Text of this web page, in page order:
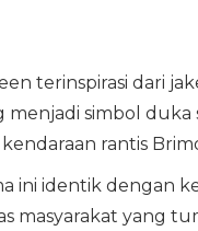
terinspirasi dari
menjadi simbol
rantis
ini identik dengan
masyarakat yang